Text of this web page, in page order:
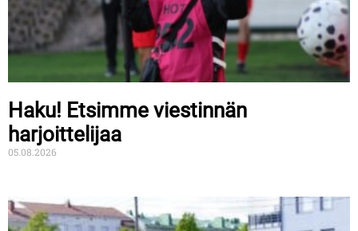
Haku! Etsimme viestinnän
harjoittelijaa
05.08.2026